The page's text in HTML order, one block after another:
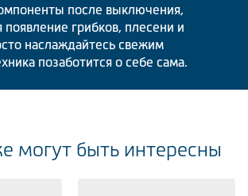
после выключения,
появление грибков, плесени и
наслаждайтесь свежим
позаботится о себе сама.
могут быть интересны